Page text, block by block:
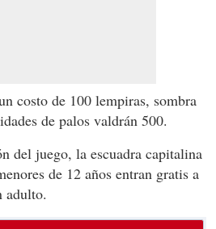
costo de 100 lempiras, sombra
de palos valdrán 500.
del juego, la escuadra capitalina
de 12 años entran gratis a
adulto.